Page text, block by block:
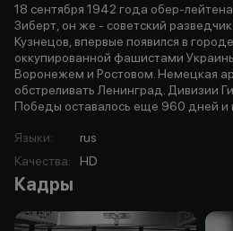
18 сентября 1942 года обер-
Зиберт, он же - советский
Кузнецов, впервые появился в
оккупированной фашистами
Воронежем и Ростовом. Немецкая
обстреливать Ленинград. Дивизии
Победы оставалось еще 960 дней и
Языки:
rus
Качества: HD
Кадры